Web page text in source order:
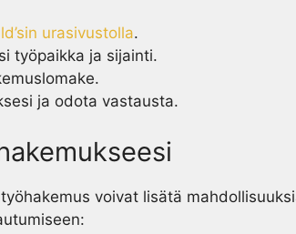
urasivustolla.
työpaikka ja sijainti.
ja odota vastausta.
voivat lisätä